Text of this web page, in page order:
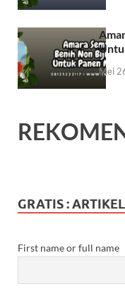
Mei
GRATIS : ARTIKEL
First name or full name